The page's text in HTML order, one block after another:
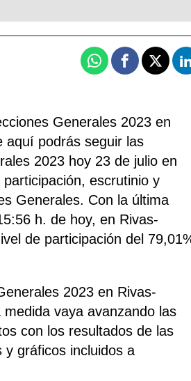
WhatsappFacebook
X
Generales 2023 en
aquí podrás seguir las
2023 hoy 23 de julio en
escrutinio y
Generales. Con la última
h. de hoy, en Rivas-
de participación del
2023 en Rivas-
vaya avanzando las
con los resultados de las
y gráficos incluidos a